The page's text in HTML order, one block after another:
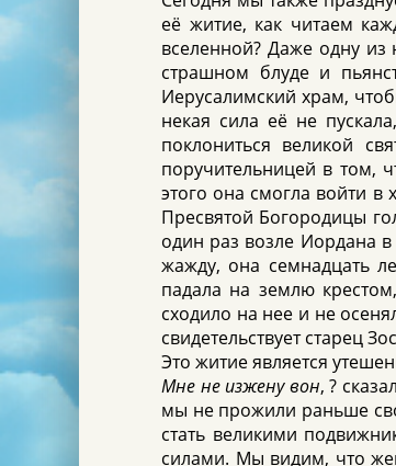
её житие, как читаем
вселенной? Даже одну из
страшном блуде и
Иерусалимский храм,
некая сила её не
поклониться великой
поручительницей в том,
этого она смогла войти
Пресвятой Богородицы
один раз возле Иордана
жажду, она семнадцать
падала на землю
сходило на нее и не
свидетельствует старец
Это житие является
Мне не изжену вон, ?
мы не прожили раньше
стать великими
силами. Мы видим, что